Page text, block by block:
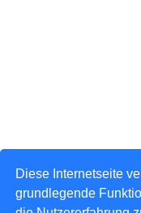
Diese Internetseite
grundlegende